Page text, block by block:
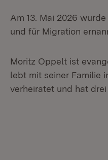
Am 13. Mai 2026
und für Migration
Moritz Oppelt ist
lebt mit seiner Familie
verheiratet und hat drei